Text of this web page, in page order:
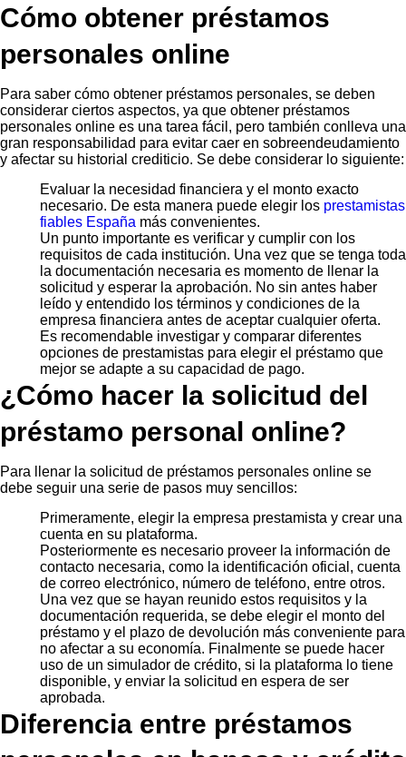
Cómo obtener préstamos
personales online
Para saber cómo obtener préstamos personales, se deben
considerar ciertos aspectos, ya que obtener préstamos
personales online es una tarea fácil, pero también conlleva una
gran responsabilidad para evitar caer en sobreendeudamiento
y afectar su historial crediticio. Se debe considerar lo siguiente:
Evaluar la necesidad financiera y el monto exacto
necesario. De esta manera puede elegir los prestamistas
fiables España más convenientes.
Un punto importante es verificar y cumplir con los
requisitos de cada institución. Una vez que se tenga toda
la documentación necesaria es momento de llenar la
solicitud y esperar la aprobación. No sin antes haber
leído y entendido los términos y condiciones de la
empresa financiera antes de aceptar cualquier oferta.
Es recomendable investigar y comparar diferentes
opciones de prestamistas para elegir el préstamo que
mejor se adapte a su capacidad de pago.
¿Cómo hacer la solicitud del
préstamo personal online?
Para llenar la solicitud de préstamos personales online se
debe seguir una serie de pasos muy sencillos:
Primeramente, elegir la empresa prestamista y crear una
cuenta en su plataforma.
Posteriormente es necesario proveer la información de
contacto necesaria, como la identificación oficial, cuenta
de correo electrónico, número de teléfono, entre otros.
Una vez que se hayan reunido estos requisitos y la
documentación requerida, se debe elegir el monto del
préstamo y el plazo de devolución más conveniente para
no afectar a su economía. Finalmente se puede hacer
uso de un simulador de crédito, si la plataforma lo tiene
disponible, y enviar la solicitud en espera de ser
aprobada.
Diferencia entre préstamos